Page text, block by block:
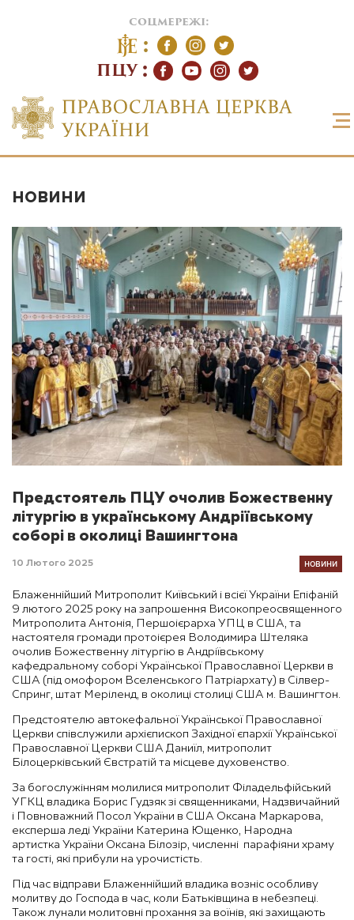
соцмережі:
ПЦУ
НОВИНИ
Предстоятель ПЦУ очолив Божественну
літургію в українському Андріївському
соборі в околиці Вашингтона
10 Лютого 2025 НОВИНИ
Блаженнійший Митрополит Київський і всієї України Епіфаній
9 лютого 2025 року на запрошення Високопреосвященного
Митрополита Антонія, Першоієрарха УПЦ в США, та
настоятеля громади протоієрея Володимира Штеляка
очолив Божественну літургію в Андріївському
кафедральному соборі Української Православної Церкви в
США (під омофором Вселенського Патріархату) в Сілвер-
Спринг, штат Меріленд, в околиці столиці США м. Вашингтон.
Предстоятелю автокефальної Української Православної
Церкви співслужили архієпископ Західної єпархії Української
Православної Церкви США Даниїл, митрополит
Білоцерківський Євстратій та місцеве духовенство.
За богослужінням молилися митрополит Філадельфійський
УГКЦ владика Борис Гудзяк зі священниками, Надзвичайний
і Повноважний Посол України в США Оксана Маркарова,
експерша леді України Катерина Ющенко, Народна
артистка України Оксана Білозір, численні парафіяни храму
та гості, які прибули на урочистість.
Під час відправи Блаженнійший владика возніс особливу
молитву до Господа в час, коли Батьківщина в небезпеці.
Також лунали молитовні прохання за воїнів, які захищають